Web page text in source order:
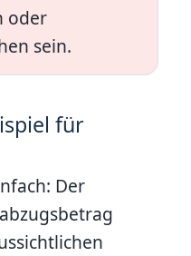
oder
sein.
für
Der